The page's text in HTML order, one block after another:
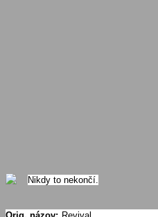
Nikdy to nekončí.